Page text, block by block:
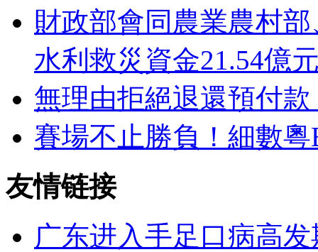
財政部會同農業農村
水利救災資金21.54億
無理由拒絕退還預付
賽場不止勝負！細數
友情链接
广东进入手足口病高